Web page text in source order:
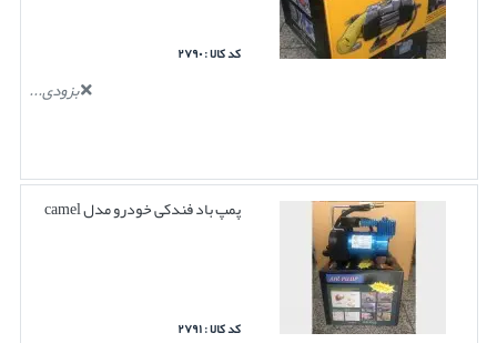
کد کالا : ۲۷۹۰
بزودی...
پمپ باد فندکی خودرو مدل camel
کد کالا : ۲۷۹۱